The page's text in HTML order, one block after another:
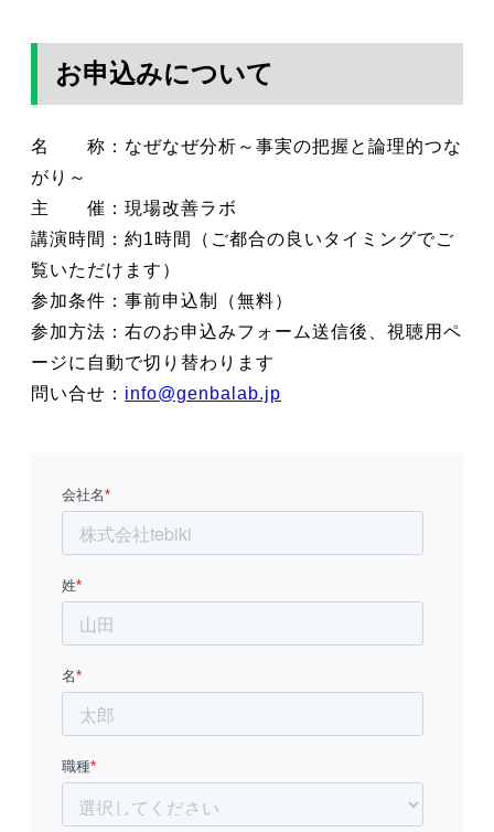
お申込みについて
名 称：なぜなぜ分析～事実の把握と論理的つな
がり～
主 催：現場改善ラボ
講演時間：約1時間（ご都合の良いタイミングでご
覧いただけます）
参加条件：事前申込制（無料）
参加方法：右のお申込みフォーム送信後、視聴用ペ
ージに自動で切り替わります
問い合せ： info@genbalab.jp